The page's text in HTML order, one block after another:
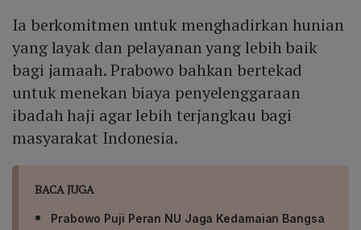
Ia berkomitmen untuk menghadirkan hunian
yang layak dan pelayanan yang lebih baik
bagi jamaah. Prabowo bahkan bertekad
untuk menekan biaya penyelenggaraan
ibadah haji agar lebih terjangkau bagi
masyarakat Indonesia.
BACA JUGA
Prabowo Puji Peran NU Jaga Kedamaian Bangsa